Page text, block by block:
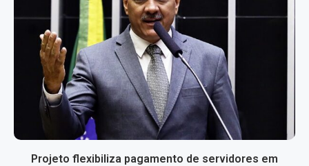
Projeto flexibiliza pagamento de servidores em